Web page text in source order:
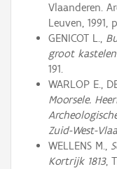
Vlaanderen.
Leuven, 1991,
GENICOT L.,
groot
191.
WARLOP E.,
Moorsele.
Zuid-West-
WELLENS M.,
Kortrijk 1813,